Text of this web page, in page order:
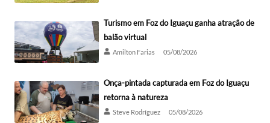
Turismo em Foz do Iguaçu ganha atração de
balão virtual
Amilton Farias 05/08/2026
Onça-pintada capturada em Foz do Iguaçu
retorna à natureza
Steve Rodríguez 05/08/2026